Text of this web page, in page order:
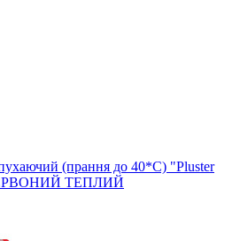
(прання до 40*С) "Pluster
ТЕПЛИЙ